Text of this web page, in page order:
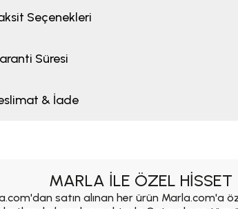
Seçenekleri
Süresi
& İade
MARLA İLE ÖZEL HİSSET
satın alınan her ürün Marla.com'a